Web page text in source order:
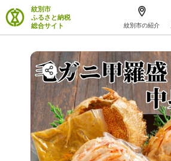
紋別市
ふるさと納税
総合サイト
紋別市の紹介